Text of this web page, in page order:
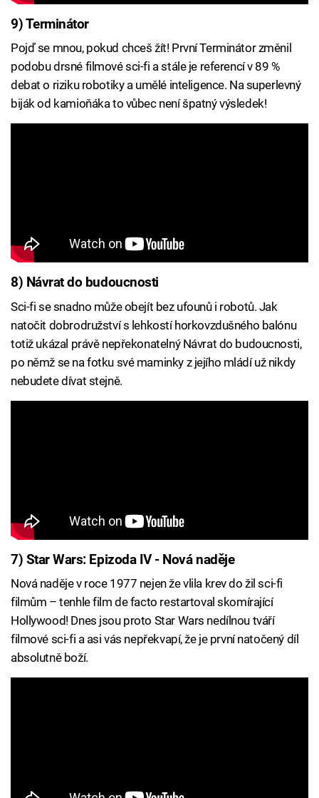
9) Terminátor
Pojď se mnou, pokud chceš žít! První Terminátor změnil
podobu drsné filmové sci-fi a stále je referencí v 89 %
debat o riziku robotiky a umělé inteligence. Na superlevný
biják od kamioňáka to vůbec není špatný výsledek!
8) Návrat do budoucnosti
Sci-fi se snadno může obejít bez ufounů i robotů. Jak
natočit dobrodružství s lehkostí horkovzdušného balónu
totiž ukázal právě nepřekonatelný Návrat do budoucnosti,
po němž se na fotku své maminky z jejího mládí už nikdy
nebudete dívat stejně.
7) Star Wars: Epizoda IV - Nová naděje
Nová naděje v roce 1977 nejen že vlila krev do žil sci-fi
filmům – tenhle film de facto restartoval skomírající
Hollywood! Dnes jsou proto Star Wars nedílnou tváří
filmové sci-fi a asi vás nepřekvapí, že je první natočený díl
absolutně boží.